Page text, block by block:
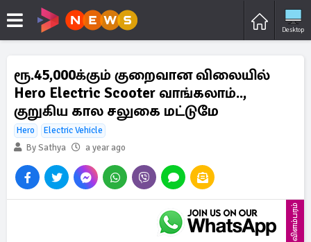
Desktop
ரூ.45,000க்கும் குறைவான விலையில்
Hero Electric Scooter வாங்கலாம்..,
குறுகிய கால சலுகை மட்டுமே
Hero
Electric Vehicle
By Sathya
a year ago
விளம்பரம்